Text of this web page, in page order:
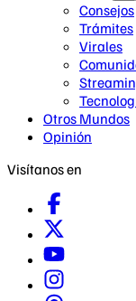
Consejos
Trámites
Virales
Otros Mundos
Opinión
Visítanos en